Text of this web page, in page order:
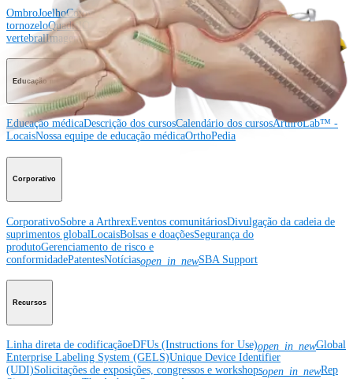
OmbroJoelhoCotoveloMão e punho
Pé e
tornozeloQuadril OrtobiológicosCirurgia cardiotorácicaColuna
vertebralImagem e ressecção
Educação médica
Educação médicaDescrição dos cursosCalendário dos cursosArthroLab™ -
LocaisNossa equipe de educação médicaOrthoPedia
Corporativo
CorporativoSobre a ArthrexEventos comunitáriosDivulgação da cadeia de
suprimentos globalLocaisBolsas e doaçõesSegurança do
produtoGerenciamento de risco e
conformidadePatentesNotíciasopen_in_newSBA Support
Recursos
Linha direta de codificaçãoeDFUs (Instructions for Use)open_in_newGlobal
Enterprise Labeling System (GELS)Unique Device Identifier
(UDI)Solicitações de exposições, congressos e workshopsopen_in_newRep